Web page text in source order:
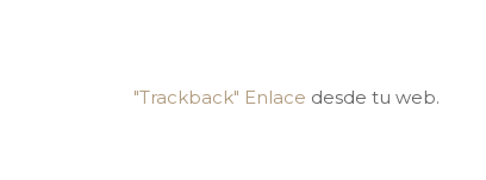
"Trackback" Enlace desde tu web.